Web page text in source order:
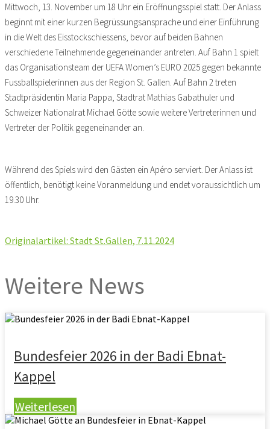
Mittwoch, 13. November um 18 Uhr ein Eröffnungsspiel statt. Der Anlass
beginnt mit einer kurzen Begrüssungsansprache und einer Einführung
in die Welt des Eisstockschiessens, bevor auf beiden Bahnen
verschiedene Teilnehmende gegeneinander antreten. Auf Bahn 1 spielt
das Organisationsteam der UEFA Women’s EURO 2025 gegen bekannte
Fussballspielerinnen aus der Region St. Gallen. Auf Bahn 2 treten
Stadtpräsidentin Maria Pappa, Stadtrat Mathias Gabathuler und
Schweizer Nationalrat Michael Götte sowie weitere Vertreterinnen und
Vertreter der Politik gegeneinander an.
Während des Spiels wird den Gästen ein Apéro serviert. Der Anlass ist
öffentlich, benötigt keine Voranmeldung und endet voraussichtlich um
19.30 Uhr.
Originalartikel: Stadt St.Gallen, 7.11.2024
Weitere News
Bundesfeier 2026 in der Badi Ebnat-
Kappel
Weiterlesen